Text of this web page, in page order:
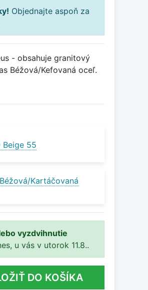
Objednajte aspoň za
- obsahuje granitový
Béžová/Kefovaná oceľ.
Beige 55
Kartáčovaná
vyzdvihnutie
u vás v utorok 11.8..
DO KOŠÍKA